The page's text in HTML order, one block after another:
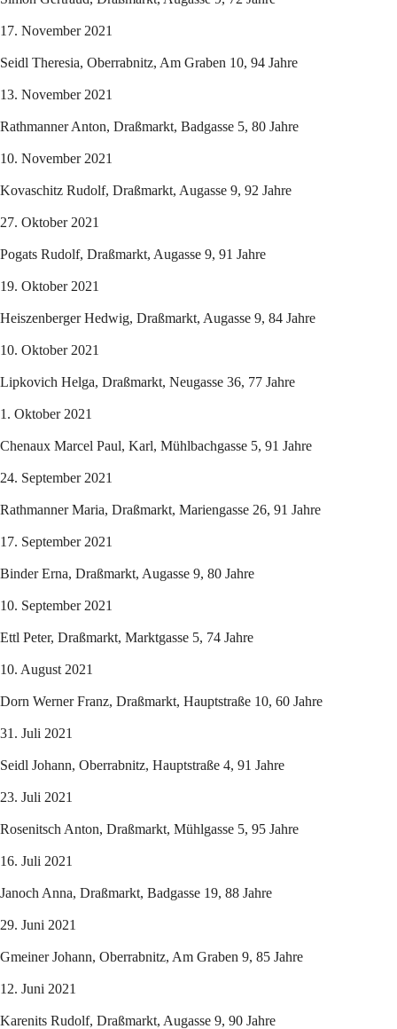
17. November 2021
Seidl Theresia, Oberrabnitz, Am Graben 10, 94 Jahre
13. November 2021
Rathmanner Anton, Draßmarkt, Badgasse 5, 80 Jahre
10. November 2021
Kovaschitz Rudolf, Draßmarkt, Augasse 9, 92 Jahre
27. Oktober 2021
Pogats Rudolf, Draßmarkt, Augasse 9, 91 Jahre
19. Oktober 2021
Heiszenberger Hedwig, Draßmarkt, Augasse 9, 84 Jahre
10. Oktober 2021
Lipkovich Helga, Draßmarkt, Neugasse 36, 77 Jahre
1. Oktober 2021
Chenaux Marcel Paul, Karl, Mühlbachgasse 5, 91 Jahre
24. September 2021
Rathmanner Maria, Draßmarkt, Mariengasse 26, 91 Jahre
17. September 2021
Binder Erna, Draßmarkt, Augasse 9, 80 Jahre
10. September 2021
Ettl Peter, Draßmarkt, Marktgasse 5, 74 Jahre
10. August 2021
Dorn Werner Franz, Draßmarkt, Hauptstraße 10, 60 Jahre
31. Juli 2021
Seidl Johann, Oberrabnitz, Hauptstraße 4, 91 Jahre
23. Juli 2021
Rosenitsch Anton, Draßmarkt, Mühlgasse 5, 95 Jahre
16. Juli 2021
Janoch Anna, Draßmarkt, Badgasse 19, 88 Jahre
29. Juni 2021
Gmeiner Johann, Oberrabnitz, Am Graben 9, 85 Jahre
12. Juni 2021
Karenits Rudolf, Draßmarkt, Augasse 9, 90 Jahre